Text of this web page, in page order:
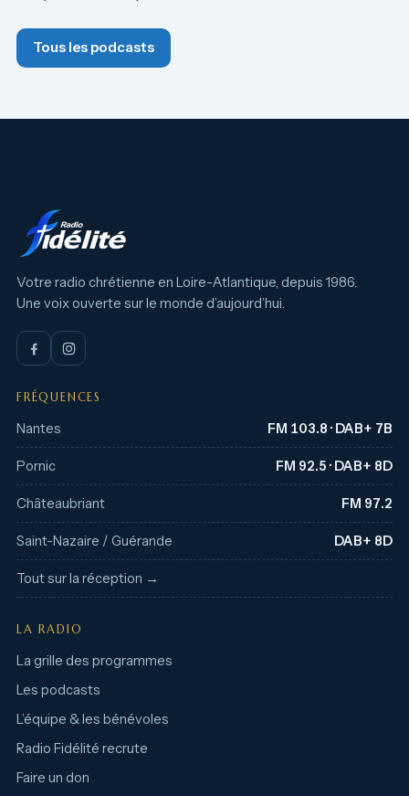
Tous les podcasts
Votre radio chrétienne en Loire-Atlantique, depuis 1986.
Une voix ouverte sur le monde d’aujourd’hui.
FRÉQUENCES
Nantes FM 103.8 · DAB+ 7B
Pornic FM 92.5 · DAB+ 8D
Châteaubriant FM 97.2
Saint-Nazaire / Guérande DAB+ 8D
Tout sur la réception →
LA RADIO
La grille des programmes
Les podcasts
L’équipe & les bénévoles
Radio Fidélité recrute
Faire un don